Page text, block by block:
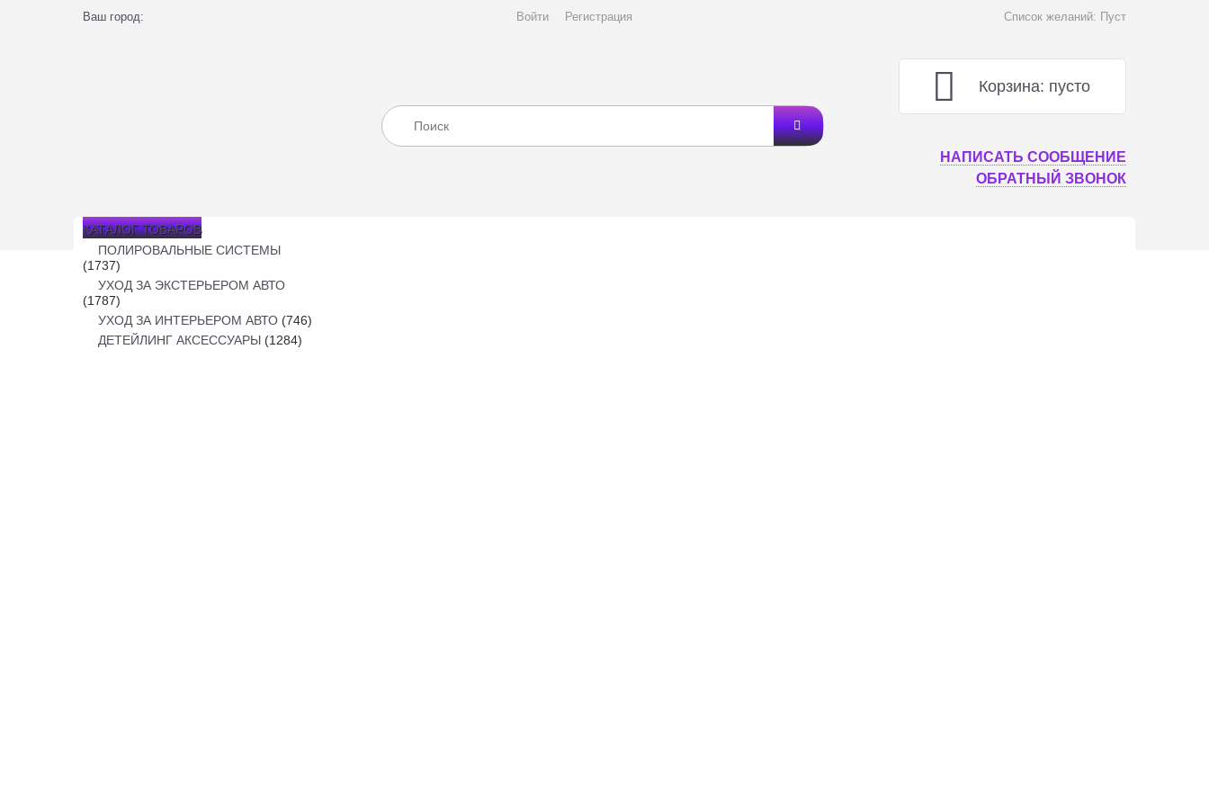
Ваш город: Войти Регистрация Список желаний: Пуст
Корзина: пусто
НАПИСАТЬ СООБЩЕНИЕ
ОБРАТНЫЙ ЗВОНОК
КАТАЛОГ ТОВАРОВ
ПОЛИРОВАЛЬНЫЕ СИСТЕМЫ
(1737)
УХОД ЗА ЭКСТЕРЬЕРОМ АВТО
(1787)
УХОД ЗА ИНТЕРЬЕРОМ АВТО (746)
ДЕТЕЙЛИНГ АКСЕССУАРЫ (1284)